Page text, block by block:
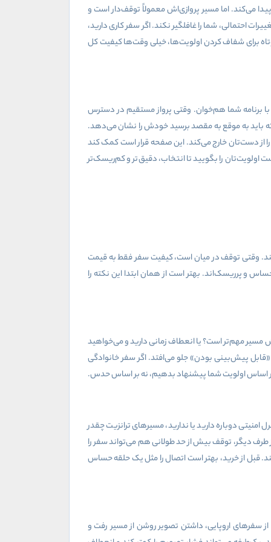
می‌کند. اما مسیر پروازی‌اش معمولاً توقف‌دار است و
شما را غافلگیر نکند. اگر سفر کاری دارید،
برای شفاف کردن اولویت‌ها، خیلی وقت‌ها کیفیت کل
برنامه شما هم‌خوان. وقتی پرواز مستقیم در دسترس
باید به موقع به مقصد برسید خودش را نشان می‌دهد.
از دست‌تان خارج می‌کند. این صفحه قرار است کمک کند
را بگویید تا انتخاب، دقیق‌تر و کم‌ریسک‌تر
وقتی توقف در میان است، کیفیت سفر فقط به قیمت
و پرریسک‌اند. بهتر است از همان ابتدا این نکته را
مهم‌تر است؟ یا انعطاف زمانی دارید و می‌خواهید
پیش‌بینی بودن» جلو می‌افتد. اگر سفر خانوادگی
اساس اولویت شما پیشنهاد بدهیم، نه بر اساس حدس.
دوباره دارید یا ندارید، مسیرهای ترانزیت چقدر
طرف دیگر، توقف بیش از حد طولانی هم می‌تواند سفر را
قبل از خرید، بهتر است اتصال را مثل یک حلقه حساس
اروپایی، داشتن تصویر روشن از مسیر رفت و